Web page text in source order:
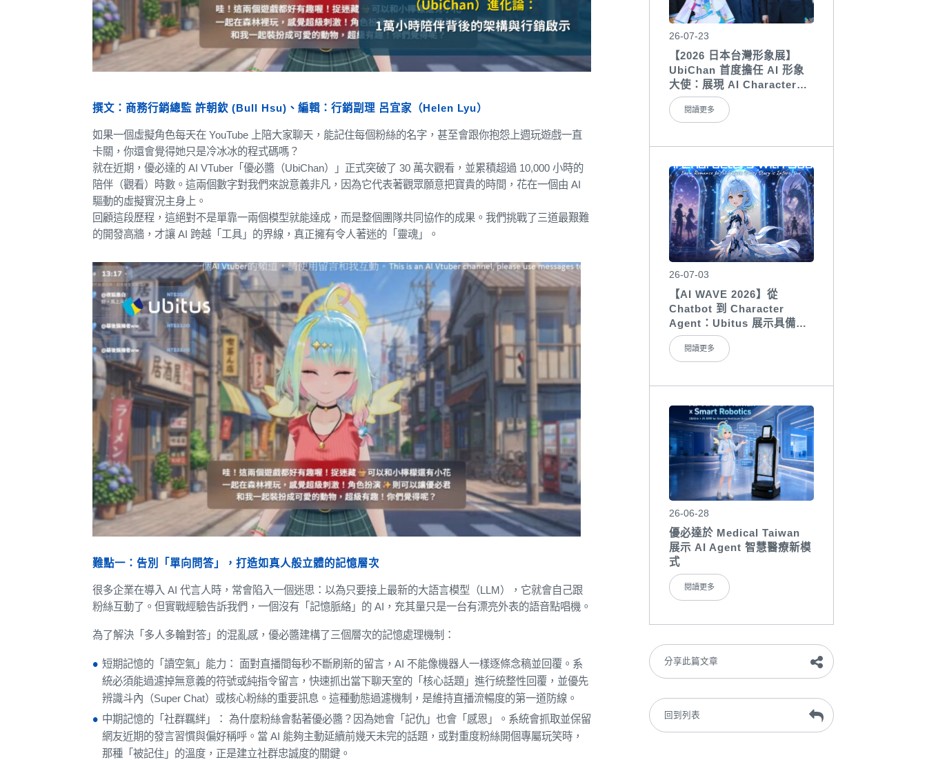
撰文：商務行銷總監 許朝欽 (Bull Hsu)、編輯：行銷副理 呂宜家（Helen Lyu）
如果一個虛擬角色每天在 YouTube 上陪大家聊天，能記住每個粉絲的名字，甚至會跟你抱怨上週玩遊戲一直
卡關，你還會覺得她只是冷冰冰的程式碼嗎？
就在近期，優必達的 AI VTuber「優必醬（UbiChan）」正式突破了 30 萬次觀看，並累積超過 10,000 小時的
陪伴（觀看）時數。這兩個數字對我們來說意義非凡，因為它代表著觀眾願意把寶貴的時間，花在一個由 AI
驅動的虛擬實況主身上。
回顧這段歷程，這絕對不是單靠一兩個模型就能達成，而是整個團隊共同協作的成果。我們挑戰了三道最艱難
的開發高牆，才讓 AI 跨越「工具」的界線，真正擁有令人著迷的「靈魂」。
難點一：告別「單向問答」，打造如真人般立體的記憶層次
很多企業在導入 AI 代言人時，常會陷入一個迷思：以為只要接上最新的大語言模型（LLM），它就會自己跟
粉絲互動了。但實戰經驗告訴我們，一個沒有「記憶脈絡」的 AI，充其量只是一台有漂亮外表的語音點唱機。
為了解決「多人多輪對答」的混亂感，優必醬建構了三個層次的記憶處理機制：
短期記憶的「讀空氣」能力： 面對直播間每秒不斷刷新的留言，AI 不能像機器人一樣逐條念稿並回覆。系
統必須能過濾掉無意義的符號或純指令留言，快速抓出當下聊天室的「核心話題」進行統整性回覆，並優先
辨識斗內（Super Chat）或核心粉絲的重要訊息。這種動態過濾機制，是維持直播流暢度的第一道防線。
中期記憶的「社群羈絆」： 為什麼粉絲會黏著優必醬？因為她會「記仇」也會「感恩」。系統會抓取並保留
網友近期的發言習慣與偏好稱呼。當 AI 能夠主動延續前幾天未完的話題，或對重度粉絲開個專屬玩笑時，
那種「被記住」的溫度，正是建立社群忠誠度的關鍵。
26-07-23
【2026 日本台灣形象展】
UbiChan 首度擔任 AI 形象
大使：展現 AI Character
Agent 國際展會應用成果
閱讀更多
26-07-03
【AI WAVE 2026】從
Chatbot 到 Character
Agent：Ubitus 展示具備人
格、記憶與互動能力的 AI
Characters
閱讀更多
26-06-28
優必達於 Medical Taiwan
展示 AI Agent 智慧醫療新模
式
閱讀更多
分享此篇文章
回到列表